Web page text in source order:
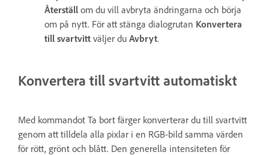
Återställ om du vill avbryta ändringarna och börja
om på nytt. För att stänga dialogrutan Konvertera
till svartvitt väljer du Avbryt.
Konvertera till svartvitt automatiskt
Med kommandot Ta bort färger konverterar du till svartvitt
genom att tilldela alla pixlar i en RGB-bild samma värden
för rött, grönt och blått. Den generella intensiteten för